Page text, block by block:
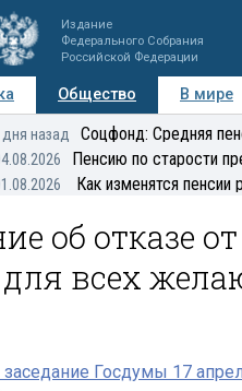
Издание
Федерального Собрания
Российской Федерации
Общество В мире
Мнения Регионы
назад Соцфонд: Средняя
Пенсию по старости
Как изменятся пенсии
об отказе
всех
Госдумы 17